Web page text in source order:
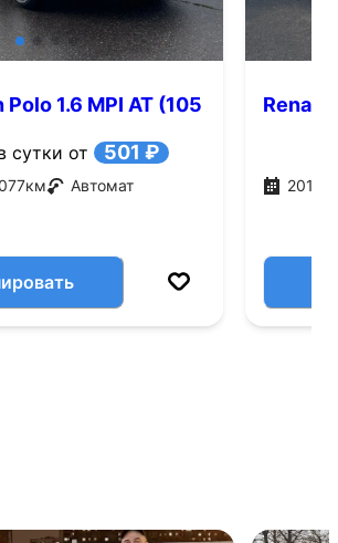
1.6 MPI AT (105
сутки от 501 ₽
км Автомат 2016